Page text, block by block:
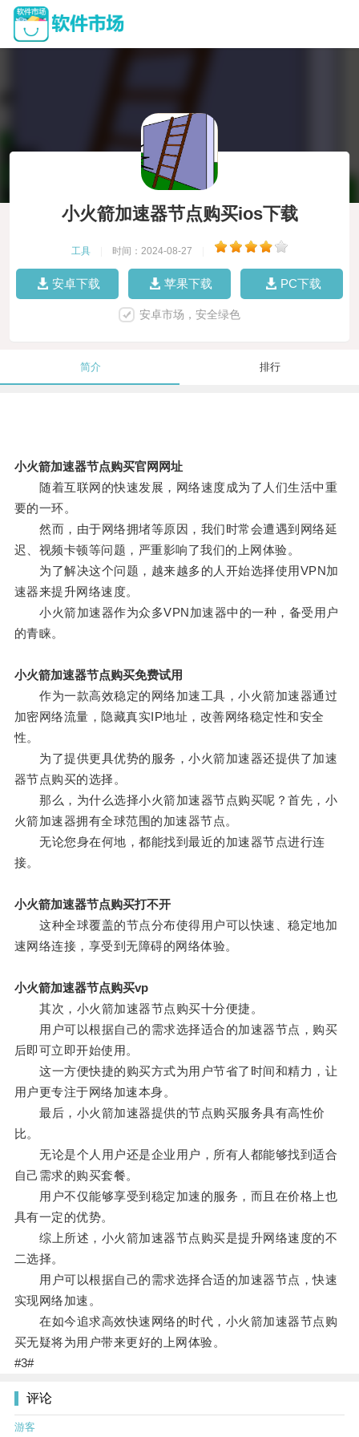
小火箭加速器节点购买ios下载
工具 时间：2024-08-27
安卓下载 苹果下载 PC下载
安卓市场，安全绿色
简介 排行
小火箭加速器节点购买官网网址
随着互联网的快速发展，网络速度成为了人们生活中重
要的一环。
然而，由于网络拥堵等原因，我们时常会遭遇到网络延
迟、视频卡顿等问题，严重影响了我们的上网体验。
为了解决这个问题，越来越多的人开始选择使用VPN加
速器来提升网络速度。
小火箭加速器作为众多VPN加速器中的一种，备受用户
的青睐。
小火箭加速器节点购买免费试用
作为一款高效稳定的网络加速工具，小火箭加速器通过
加密网络流量，隐藏真实IP地址，改善网络稳定性和安全
性。
为了提供更具优势的服务，小火箭加速器还提供了加速
器节点购买的选择。
那么，为什么选择小火箭加速器节点购买呢？首先，小
火箭加速器拥有全球范围的加速器节点。
无论您身在何地，都能找到最近的加速器节点进行连
接。
小火箭加速器节点购买打不开
这种全球覆盖的节点分布使得用户可以快速、稳定地加
速网络连接，享受到无障碍的网络体验。
小火箭加速器节点购买vp
其次，小火箭加速器节点购买十分便捷。
用户可以根据自己的需求选择适合的加速器节点，购买
后即可立即开始使用。
这一方便快捷的购买方式为用户节省了时间和精力，让
用户更专注于网络加速本身。
最后，小火箭加速器提供的节点购买服务具有高性价
比。
无论是个人用户还是企业用户，所有人都能够找到适合
自己需求的购买套餐。
用户不仅能够享受到稳定加速的服务，而且在价格上也
具有一定的优势。
综上所述，小火箭加速器节点购买是提升网络速度的不
二选择。
用户可以根据自己的需求选择合适的加速器节点，快速
实现网络加速。
在如今追求高效快速网络的时代，小火箭加速器节点购
买无疑将为用户带来更好的上网体验。
#3#
评论
游客